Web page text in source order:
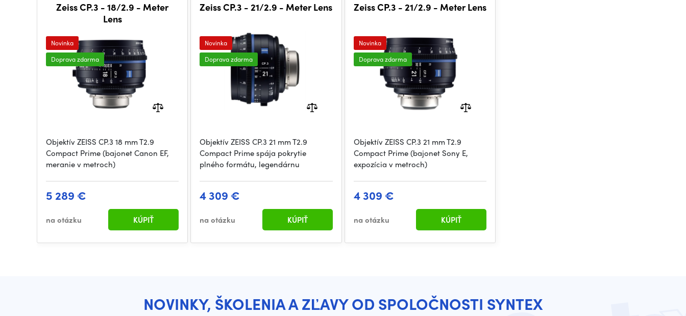
Zeiss CP.3 - 18/2.9 - Meter
Lens
Novinka
Doprava zdarma
Objektív ZEISS CP.3 18 mm T2.9
Compact Prime (bajonet Canon EF,
meranie v metroch)
5 289 €
na otázku KÚPIŤ
Zeiss CP.3 - 21/2.9 - Meter Lens
Novinka
Doprava zdarma
Objektív ZEISS CP.3 21 mm T2.9
Compact Prime spája pokrytie
plného formátu, legendárnu
4 309 €
na otázku KÚPIŤ
Zeiss CP.3 - 21/2.9 - Meter Lens
Novinka
Doprava zdarma
Objektív ZEISS CP.3 21 mm T2.9
Compact Prime (bajonet Sony E,
expozícia v metroch)
4 309 €
na otázku KÚPIŤ
NOVINKY, ŠKOLENIA A ZĽAVY OD SPOLOČNOSTI SYNTEX